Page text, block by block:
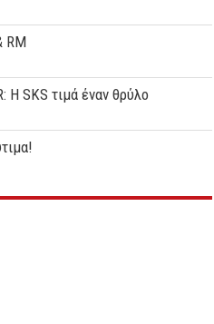
RM
Η SKS τιμά έναν θρύλο